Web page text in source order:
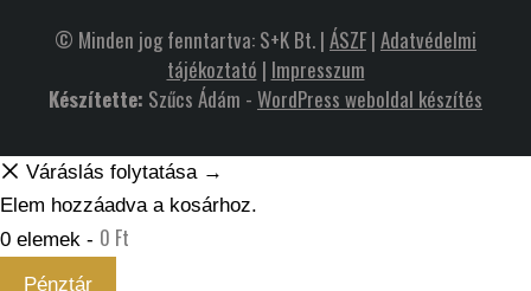
© Minden jog fenntartva: S+K Bt. | ÁSZF| Adatvédelmi
tájékoztató | Impresszum
Készítette: Szűcs Ádám - WordPress weboldal készítés
Váráslás folytatása →
Elem hozzáadva a kosárhoz.
0 elemek - 0 Ft
Pénztár